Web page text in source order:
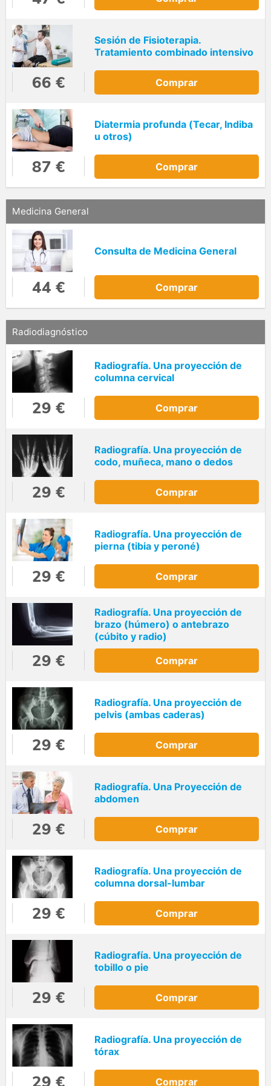
Sesión de Fisioterapia.
Tratamiento combinado intensivo
66 € Comprar
Diatermia profunda (Tecar, Indiba
u otros)
87 € Comprar
Medicina General
Consulta de Medicina General
44 € Comprar
Radiodiagnóstico
Radiografía. Una proyección de
columna cervical
29 € Comprar
Radiografía. Una proyección de
codo, muñeca, mano o dedos
29 € Comprar
Radiografía. Una proyección de
pierna (tibia y peroné)
29 € Comprar
Radiografía. Una proyección de
brazo (húmero) o antebrazo
(cúbito y radio)
29 € Comprar
Radiografía. Una proyección de
pelvis (ambas caderas)
29 € Comprar
Radiografía. Una Proyección de
abdomen
29 € Comprar
Radiografía. Una proyección de
columna dorsal-lumbar
29 € Comprar
Radiografía. Una proyección de
tobillo o pie
29 € Comprar
Radiografía. Una proyección de
tórax
29 € Comprar